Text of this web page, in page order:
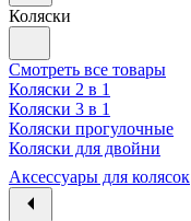
Коляски
Смотреть все товары
Коляски 2 в 1
Коляски 3 в 1
Коляски прогулочные
Коляски для двойни
Аксессуары для колясок